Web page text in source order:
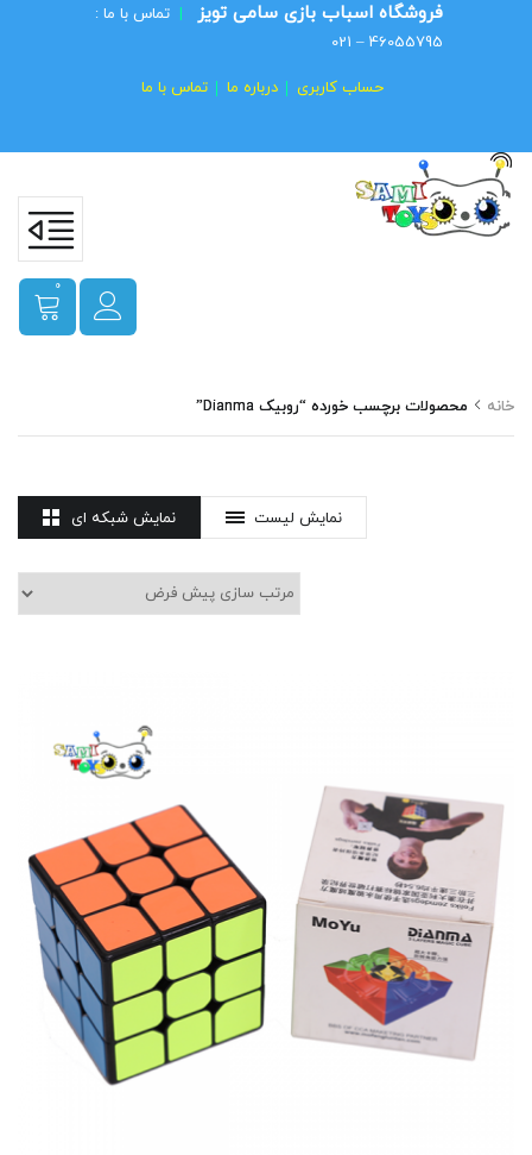
فروشگاه اسباب بازی سامی تویز | تماس با ما :
46055795 – 021
حساب کاربری درباره ما تماس با ما
0
خانه محصولات برچسب خورده “روبیک Dianma”
نمایش شبکه ای نمایش لیست